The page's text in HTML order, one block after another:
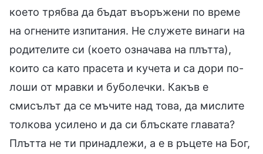
което трябва да бъдат въоръжени по време
на огнените изпитания. Не служете винаги на
родителите си (което означава на плътта),
които са като прасета и кучета и са дори по-
лоши от мравки и буболечки. Какъв е
смисълът да се мъчите над това, да мислите
толкова усилено и да си блъскате главата?
Плътта не ти принадлежи, а е в ръцете на Бог,